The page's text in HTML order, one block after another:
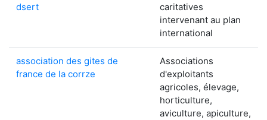
dsert
caritatives
intervenant au plan
international
association des gites de
france de la corrze
Associations
d'exploitants
agricoles, élevage,
horticulture,
aviculture, apiculture,